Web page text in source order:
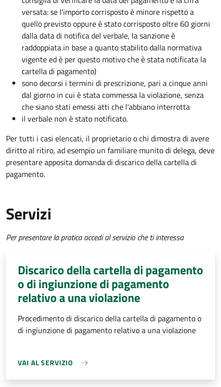
versata: se l'importo corrisposto è minore rispetto a
quello previsto oppure è stato corrisposto oltre 60 giorni
dalla data di notifica del verbale, la sanzione è
raddoppiata in base a quanto stabilito dalla normativa
vigente ed è per questo motivo che è stata notificata la
cartella di pagamento)
sono decorsi i termini di prescrizione, pari a cinque anni
dal giorno in cui è stata commessa la violazione, senza
che siano stati emessi atti che l'abbiano interrotta
il verbale non è stato notificato.
Per tutti i casi elencati, il proprietario o chi dimostra di avere
diritto al ritiro, ad esempio un familiare munito di delega, deve
presentare apposita domanda di discarico della cartella di
pagamento.
Servizi
Per presentare la pratica accedi al servizio che ti interessa
Discarico della cartella di pagamento
o di ingiunzione di pagamento
relativo a una violazione
Procedimento di discarico della cartella di pagamento o
di ingiunzione di pagamento relativo a una violazione
VAI AL SERVIZIO